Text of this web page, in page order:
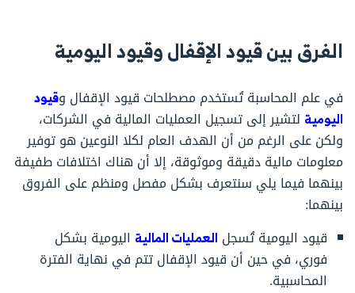
الفرق بين قيود الإقفال وقيود اليومية
في علم المحاسبة تُستخدم مصطلحات قيود الإقفال وقيود
اليومية لتشير إلى تسجيل العمليات المالية في الشركات،
ولكن على الرغم من أن الهدف العام لكلا النوعين هو توفير
معلومات مالية دقيقة وموثوقة، إلا أن هناك اختلافات طفيفة
بينهما فيما يلي سنتعرف بشكل مفصل ومنظم على الفروق
بينهما:
قيود اليومية تُسجل العمليات المالية اليومية بشكل
فوري، في حين أن قيود الإقفال تتم في نهاية الفترة
المحاسبية.